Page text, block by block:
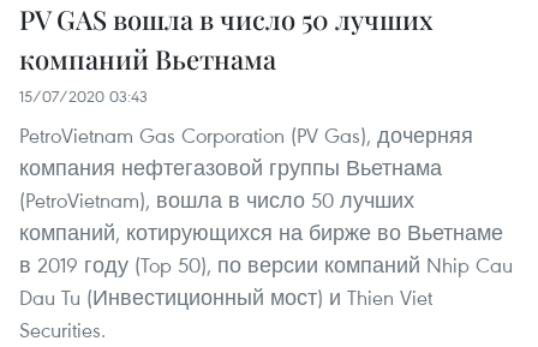
PV GAS вошла в число 50 лучших
компаний Вьетнама
15/07/2020 03:43
PetroVietnam Gas Corporation (PV Gas), дочерняя
компания нефтегазовой группы Вьетнама
(PetroVietnam), вошла в число 50 лучших
компаний, котирующихся на бирже во Вьетнаме
в 2019 году (Top 50), по версии компаний Nhip Cau
Dau Tu (Инвестиционный мост) и Thien Viet
Securities.